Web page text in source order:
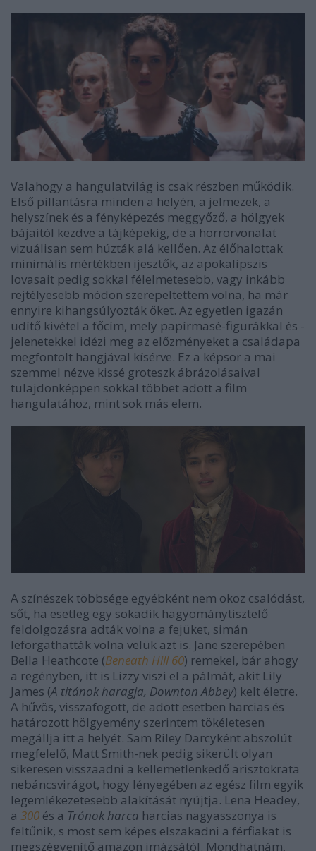
Valahogy a hangulatvilág is csak részben működik.
Első pillantásra minden a helyén, a jelmezek, a
helyszínek és a fényképezés meggyőző, a hölgyek
bájaitól kezdve a tájképekig, de a horrorvonalat
vizuálisan sem húzták alá kellően. Az élőhalottak
minimális mértékben ijesztők, az apokalipszis
lovasait pedig sokkal félelmetesebb, vagy inkább
rejtélyesebb módon szerepeltettem volna, ha már
ennyire kihangsúlyozták őket. Az egyetlen igazán
üdítő kivétel a főcím, mely papírmasé-figurákkal és -
jelenetekkel idézi meg az előzményeket a családapa
megfontolt hangjával kísérve. Ez a képsor a mai
szemmel nézve kissé groteszk ábrázolásaival
tulajdonképpen sokkal többet adott a film
hangulatához, mint sok más elem.
A színészek többsége egyébként nem okoz csalódást,
sőt, ha esetleg egy sokadik hagyománytisztelő
feldolgozásra adták volna a fejüket, simán
leforgathatták volna velük azt is. Jane szerepében
Bella Heathcote (Beneath Hill 60) remekel, bár ahogy
a regényben, itt is Lizzy viszi el a pálmát, akit Lily
James (A titánok haragja, Downton Abbey) kelt életre.
A hűvös, visszafogott, de adott esetben harcias és
határozott hölgyemény szerintem tökéletesen
megállja itt a helyét. Sam Riley Darcyként abszolút
megfelelő, Matt Smith-nek pedig sikerült olyan
sikeresen visszaadni a kellemetlenkedő arisztokrata
nebáncsvirágot, hogy lényegében az egész film egyik
legemlékezetesebb alakítását nyújtja. Lena Headey,
a 300 és a Trónok harca harcias nagyasszonya is
feltűnik, s most sem képes elszakadni a férfiakat is
megszégyenítő amazon imázsától. Mondhatnám,